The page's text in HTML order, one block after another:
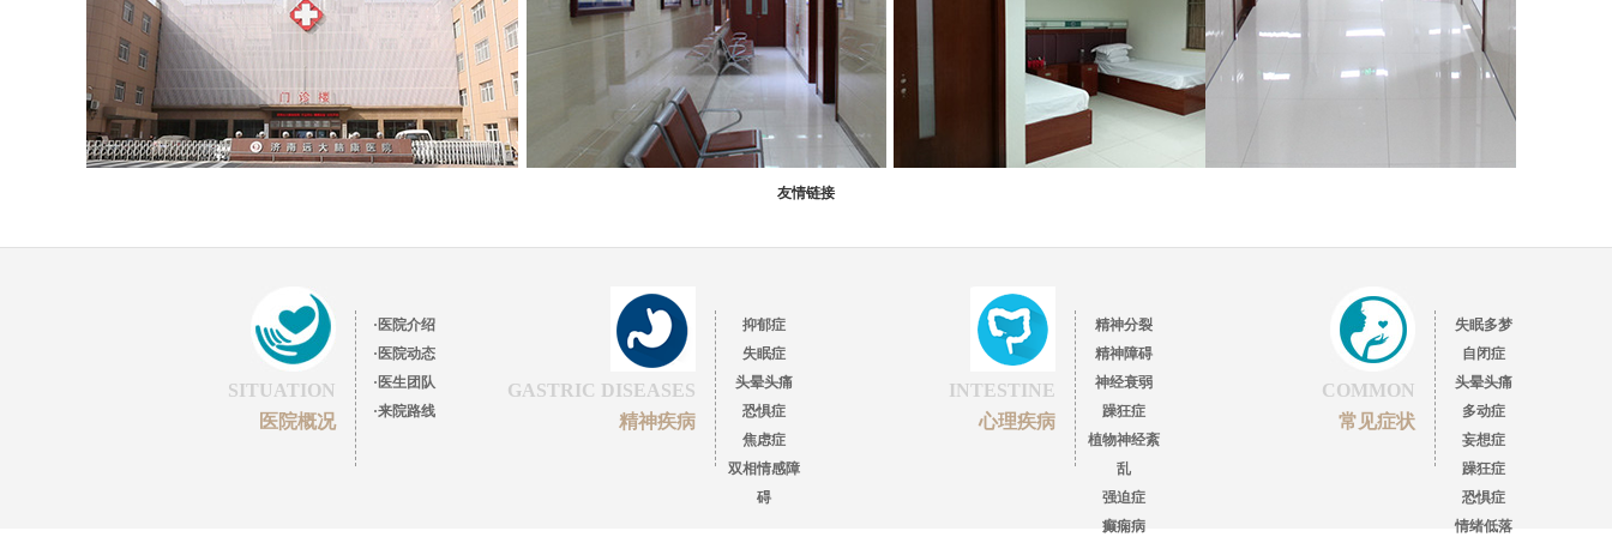
友情链接
·医院介绍
·医院动态
·医生团队
·来院路线
SITUATION
医院概况
抑郁症
失眠症
头晕头痛
恐惧症
焦虑症
双相情感障
碍
GASTRIC DISEASES
精神疾病
精神分裂
精神障碍
神经衰弱
躁狂症
植物神经紊
乱
强迫症
癫痫病
INTESTINE
心理疾病
失眠多梦
自闭症
头晕头痛
多动症
妄想症
躁狂症
恐惧症
情绪低落
COMMON
常见症状